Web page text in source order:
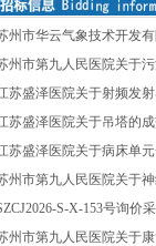
州市华云气象技术开发
州市第九人民医院关于
苏盛泽医院关于射频发
苏盛泽医院关于吊塔的
苏盛泽医院关于病床单
州市第九人民医院关于
S-X-153号询价
州市第九人民医院关于